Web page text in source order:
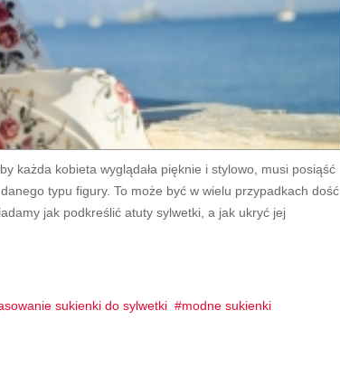
każda kobieta wyglądała pięknie i stylowo, musi posiąść
typu figury. To może być w wielu przypadkach dość
jak podkreślić atuty sylwetki, a jak ukryć jej
sukienki do sylwetki modne sukienki